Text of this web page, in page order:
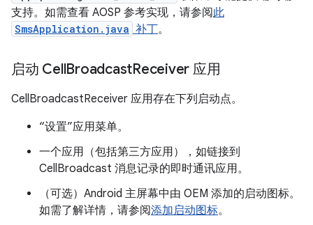
支持。如需查看 AOSP 参考实现，请参阅此
SmsApplication.java 补丁。
启动 CellBroadcastReceiver 应用
CellBroadcastReceiver 应用存在下列启动点。
“设置”应用菜单。
一个应用（包括第三方应用），如链接到
CellBroadcast 消息记录的即时通讯应用。
（可选）Android 主屏幕中由 OEM 添加的启动图标。
如需了解详情，请参阅添加启动图标。